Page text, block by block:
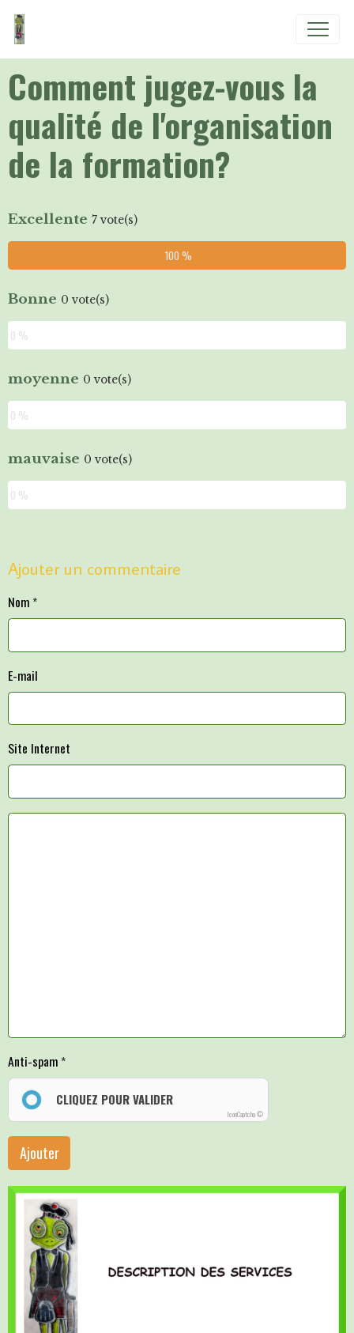
Comment jugez-vous la
qualité de l'organisation
de la formation?
Excellente 7 vote(s)
100 %
Bonne 0 vote(s)
0 %
moyenne 0 vote(s)
0 %
mauvaise 0 vote(s)
0 %
Ajouter un commentaire
Nom
E-mail
Site Internet
Anti-spam
CLIQUEZ POUR VALIDER
IconCaptcha ©
Ajouter